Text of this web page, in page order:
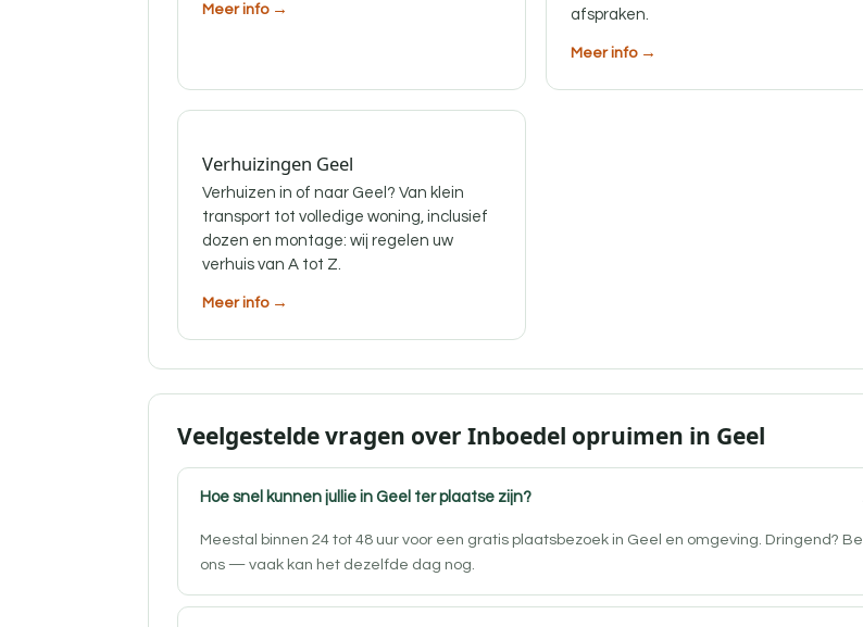
Meer info →
afspraken.
Meer info →
Verhuizingen Geel
Verhuizen in of naar Geel? Van klein
transport tot volledige woning, inclusief
dozen en montage: wij regelen uw
verhuis van A tot Z.
Meer info →
Veelgestelde vragen over Inboedel opruimen in Geel
Hoe snel kunnen jullie in Geel ter plaatse zijn?
Meestal binnen 24 tot 48 uur voor een gratis plaatsbezoek in Geel en omgeving. Dringend? Bel
ons — vaak kan het dezelfde dag nog.